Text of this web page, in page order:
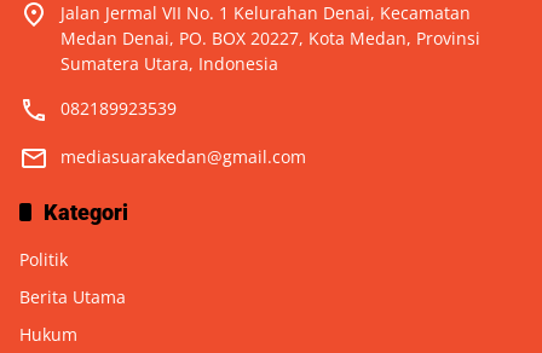
Jalan Jermal VII No. 1 Kelurahan Denai, Kecamatan
Medan Denai, PO. BOX 20227, Kota Medan, Provinsi
Sumatera Utara, Indonesia
082189923539
mediasuarakedan@gmail.com
Kategori
Politik
Berita Utama
Hukum